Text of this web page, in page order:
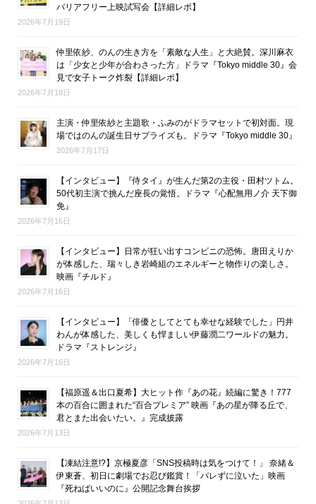
バリアフリー上映試写会【詳細レポ】
2026年7月19日
仲里依紗、のんの生き方を「素敵な人生」と大絶賛。深川麻衣
は「少女と少年が合わさった方」ドラマ『Tokyo middle 30』会
見で女子トーク炸裂【詳細レポ】
2026年7月18日
主演・仲里依紗と主題歌・ふみのがドラマセットで初対面。現
場ではのんの誕生日サプライズも。ドラマ『Tokyo middle 30』
2026年7月17日
【インタビュー】『侍タイ』が生んだ第2の主役・田村ツトム。
50代初主演で挑んだ座長の覚悟。ドラマ『心配無用ノ介 天下御
免』
2026年7月16日
【インタビュー】日常が狂い出すコンビニの恐怖。唐田えりか
が体感した、瑞々しき岩崎組のエネルギーと物作りの楽しさ。
映画『チルド』
2026年7月16日
【インタビュー】「俳優としてとても幸せな経験でした」円井
わんが体感した、美しくも悍ましい伊藤潤二ワールドの魅力。
ドラマ『ストレンジ』
2026年7月16日
【福原遥＆出口夏希】大ヒット作『あの花』続編に驚き！777
本の百合に囲まれた“百合プレミア” 映画『あの星が降る丘で、
君とまた出会いたい。』完成披露
2026年7月13日
【凍結注意!?】京極夏彦「SNS投稿時は気をつけて！」 奈緒＆
伊東蒼、初日に劇場でお忍び鑑賞！「バレずに泣いた」映画
『死ねばいいのに』公開記念舞台挨拶